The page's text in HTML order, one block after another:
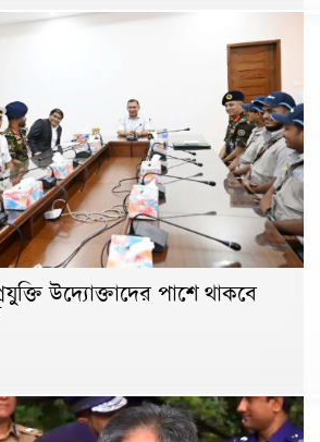
উদ্যোক্তাদের পাশে থাকবে